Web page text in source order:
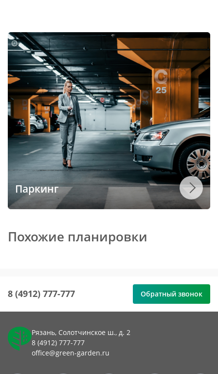
Паркинг
Похожие планировки
8 (4912) 777-777 Обратный звонок
Рязань, Солотчинское ш., д. 2
8 (4912) 777-777
office@green-garden.ru